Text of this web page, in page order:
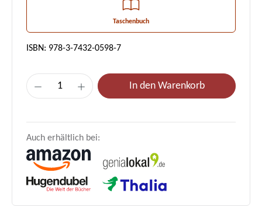
Taschenbuch
ISBN: 978-3-7432-0598-7
Produkt Anzahl: Gib den gewünschten
In den Warenkorb
Auch erhältlich bei: